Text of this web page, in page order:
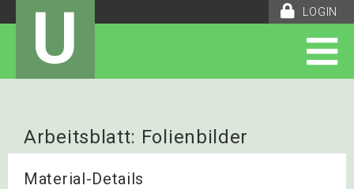
LOGIN
U
Arbeitsblatt: Folienbilder
Perserkriege
Material-Details